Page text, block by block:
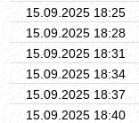
15.09.2025 18:25
15.09.2025 18:28
15.09.2025 18:31
15.09.2025 18:34
15.09.2025 18:37
15.09.2025 18:40